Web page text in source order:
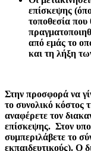
επίσκεψης
τοποθεσία που
από εμάς το
και τη λήξη
Στην προσφορά να
το συνολικό
αναφέρετε τον
επίσκεψης. Στον
συμπεριλάβετε το
εκπαιδευτικούς). Ο